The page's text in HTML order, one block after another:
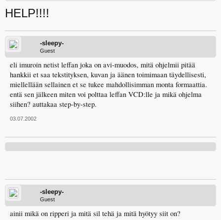
HELP!!!!
-sleepy-
Guest
eli imuroin netist leffan joka on avi-muodos, mitä ohjelmii pitää
hankkii et saa tekstityksen, kuvan ja äänen toimimaan täydellisesti,
miellellään sellainen et se tukee mahdollisimman monta formaattia.
entä sen jälkeen miten voi polttaa leffan VCD:lle ja mikä ohjelma
siihen? auttakaa step-by-step.
03.07.2002
-sleepy-
Guest
ainii mikä on ripperi ja mitä sil tehä ja mitä hyötyy siit on?